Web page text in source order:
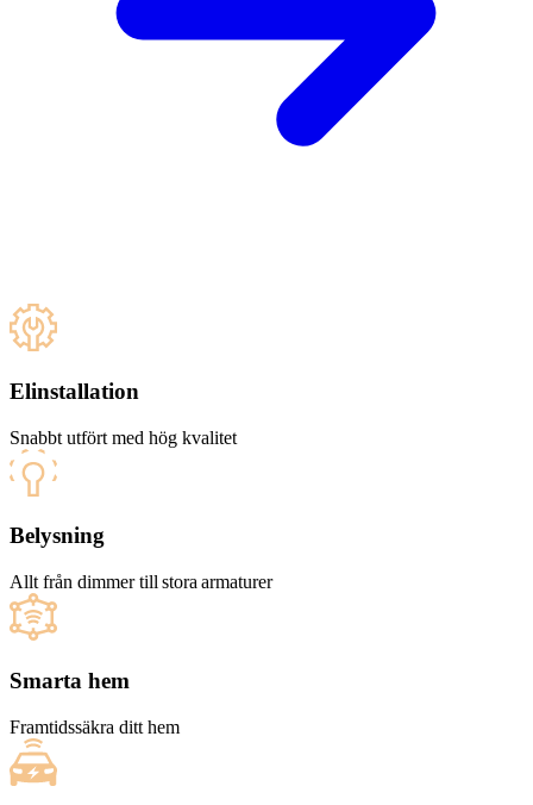
Elinstallation
Snabbt utfört med hög kvalitet
Belysning
Allt från dimmer till stora armaturer
Smarta hem
Framtidssäkra ditt hem